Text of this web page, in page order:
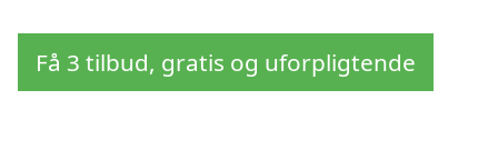
Få 3 tilbud, gratis og uforpligtende